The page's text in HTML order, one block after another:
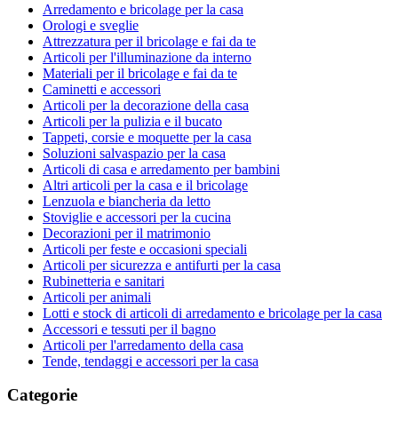
Arredamento e bricolage per la casa
Orologi e sveglie
Attrezzatura per il bricolage e fai da te
Articoli per l'illuminazione da interno
Materiali per il bricolage e fai da te
Caminetti e accessori
Articoli per la decorazione della casa
Articoli per la pulizia e il bucato
Tappeti, corsie e moquette per la casa
Soluzioni salvaspazio per la casa
Articoli di casa e arredamento per bambini
Altri articoli per la casa e il bricolage
Lenzuola e biancheria da letto
Stoviglie e accessori per la cucina
Decorazioni per il matrimonio
Articoli per feste e occasioni speciali
Articoli per sicurezza e antifurti per la casa
Rubinetteria e sanitari
Articoli per animali
Lotti e stock di articoli di arredamento e bricolage per la casa
Accessori e tessuti per il bagno
Articoli per l'arredamento della casa
Tende, tendaggi e accessori per la casa
Categorie